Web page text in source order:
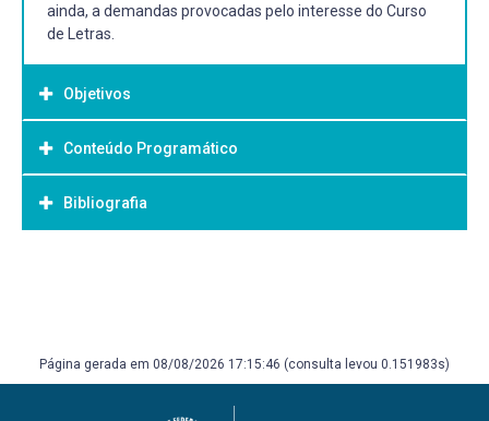
ainda, a demandas provocadas pelo interesse do Curso
de Letras.
Objetivos
Objetivo Geral:
Promover atividades de intervenção na comunidade
escolar, mediante projetos de extensão ou de ensino,
Conteúdo Programático
Planejamento e execução das atividades de intervenção
comunitária
Bibliografia
Tecnológica. Parâmetros curriculares nacionais, códigos e
MEC, 1999. BROWN, H.D. Teaching by Principles: an
Página gerada em 08/08/2026 17:15:46 (consulta levou 0.151983s)